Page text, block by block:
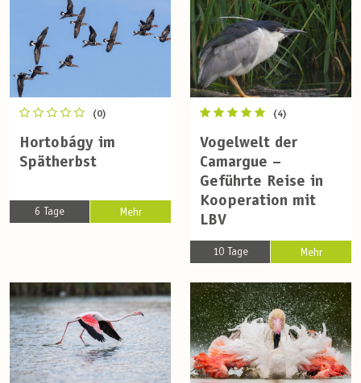
(0)
Hortobágy im
Spätherbst
6 Tage Mehr
(4)
Vogelwelt der
Camargue –
Geführte Reise in
Kooperation mit
LBV
10 Tage Mehr